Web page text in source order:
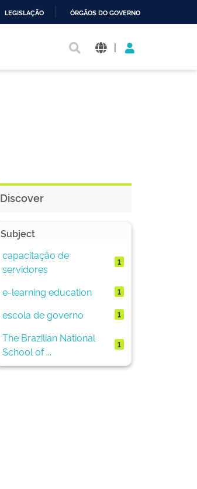
LEGISLAÇÃO ÓRGÃOS DO GOVERNO
|
Discover
Subject
capacitação de
servidores
1
e-learning education 1
escola de governo 1
The Brazilian National
School of ...
1